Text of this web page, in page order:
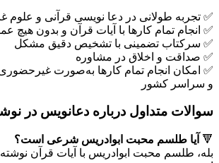
✅ تجربه طولانی در دعا نویسی قرآنی و علوم
✅ انجام تمام کارها با آیات قرآن و بدون هیچ
✅ سرکتاب تضمینی با تشخیص دقیق مشکل
✅ صداقت و اخلاق در مشاوره
✅ امکان انجام تمام کارها به‌صورت
و سراسر کشور
سوالات متداول درباره دعانویس در
🔻 آیا طلسم محبت ابوادریس شرعی است؟
بله، طلسم محبت ابوادریس با آیات قرآن